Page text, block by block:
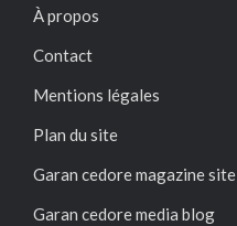
À propos
Contact
Mentions légales
Plan du site
Garan cedore magazine site
Garan cedore media blog